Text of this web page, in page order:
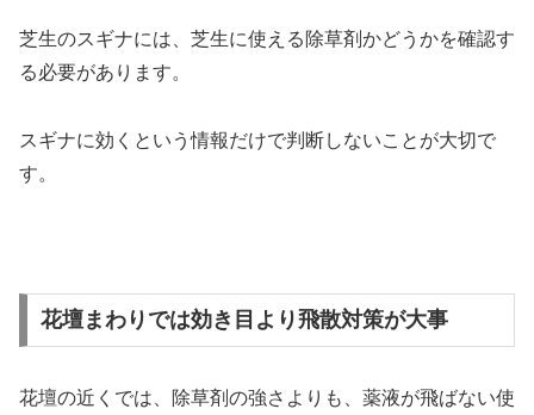
芝生のスギナには、芝生に使える除草剤かどうかを確認す
る必要があります。
スギナに効くという情報だけで判断しないことが大切で
す。
花壇まわりでは効き目より飛散対策が大事
花壇の近くでは、除草剤の強さよりも、薬液が飛ばない使